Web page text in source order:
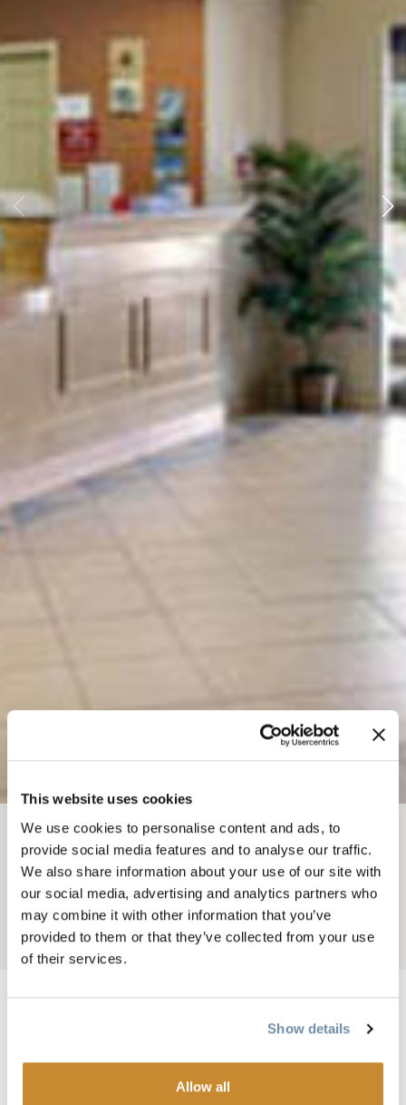
This website uses cookies
We use cookies to personalise content and ads, to
provide social media features and to analyse our traffic.
We also share information about your use of our site with
our social media, advertising and analytics partners who
may combine it with other information that you’ve
provided to them or that they’ve collected from your use
of their services.
Show details
Allow all
面包屑
可做之事 金色的冬天 滑雪和单板滑雪
金色华美达
Add to My Trip